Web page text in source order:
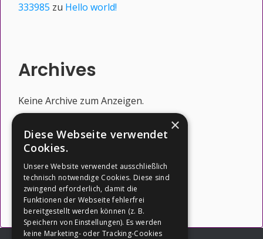
333985 zu Hello world!
Archives
Keine Archive zum Anzeigen.
Categories
Uncategorized
×
Diese Webseite verwendet
Cookies.
Unsere Website verwendet ausschließlich
technisch notwendige Cookies. Diese sind
zwingend erforderlich, damit die
Funktionen der Webseite fehlerfrei
bereitgestellt werden können (z. B.
Speichern von Einstellungen). Es werden
keine Marketing- oder Tracking-Cookies